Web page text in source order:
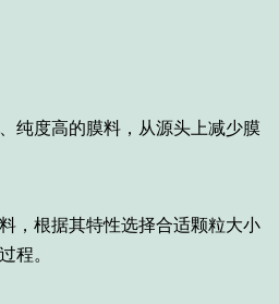
纯度高的膜料，从源头上减少膜
，根据其特性选择合适颗粒大小
程。